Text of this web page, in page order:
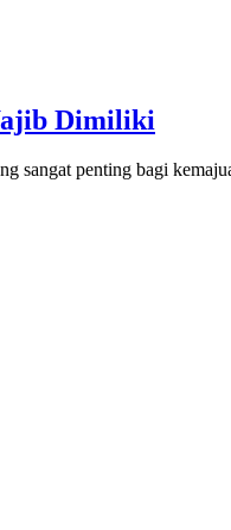
Dimiliki
sangat penting bagi